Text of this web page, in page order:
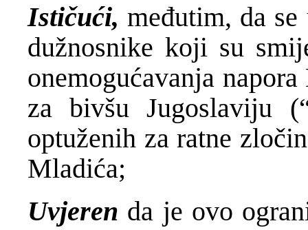
Ističući,međutim, da
dužnosnike koji su
onemogućavanja
za bivšu Jugoslaviju
optuženih za ratne
Mladića;
Uvjeren da je ovo